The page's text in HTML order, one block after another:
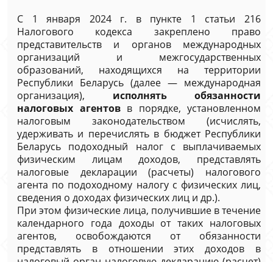
С 1 января 2024 г. в пункте 1 статьи 216
Налогового кодекса закреплено право
представительств и органов международных
организаций и межгосударственных
образований, находящихся на территории
Республики Беларусь (далее — международная
организация), исполнять обязанности
налоговых агентовв порядке, установленном
налоговым законодательством (исчислять,
удерживать и перечислять в бюджет Республики
Беларусь подоходный налог с выплачиваемых
физическим лицам доходов, представлять
налоговые декларации (расчеты) налогового
агента по подоходному налогу с физических лиц,
сведения о доходах физических лиц и др.).
При этом физические лица, получившие в течение
календарного года доходы от таких налоговых
агентов, освобождаются от обязанности
представлять в отношении этих доходов в